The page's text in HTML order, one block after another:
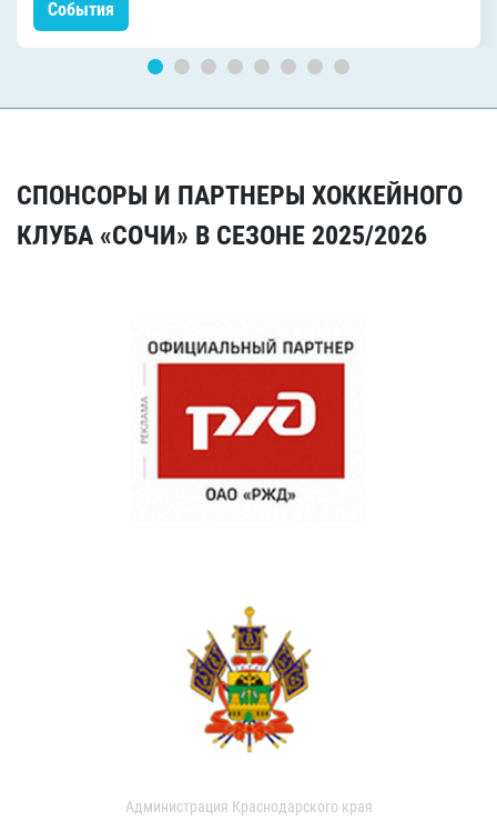
События
СПОНСОРЫ И ПАРТНЕРЫ ХОККЕЙНОГО
КЛУБА «СОЧИ» В СЕЗОНЕ 2025/2026
Администрация Краснодарского края